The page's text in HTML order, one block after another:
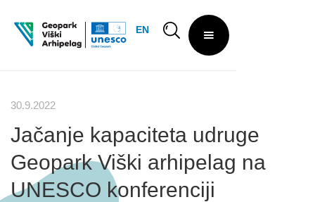
EN
30.9.2022
Jačanje kapaciteta udruge
Geopark Viški arhipelag na
UNESCO konferenciji